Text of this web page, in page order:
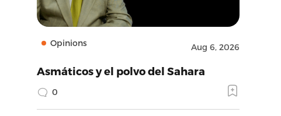
Opinions Aug 6, 2026
Asmáticos y el polvo del Sahara
0